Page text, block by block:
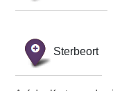
Sterbeort